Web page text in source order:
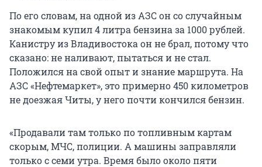
По его словам, на одной из АЗС он со случайным
знакомым купил 4 литра бензина за 1000 рублей.
Канистру из Владивостока он не брал, потому что
сказано: не наливают, пытаться и не стал.
Положился на свой опыт и знание маршрута. На
АЗС «Нефтемаркет», это примерно 450 километров
не доезжая Читы, у него почти кончился бензин.
«Продавали там только по топливным картам
скорым, МЧС, полиции. А машины заправляли
только с семи утра. Время было около пяти